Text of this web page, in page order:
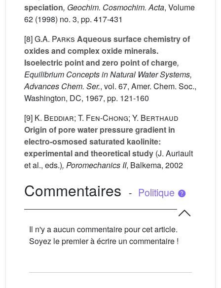
speciation, Geochim. Cosmochim. Acta, Volume
62 (1998) no. 3, pp. 417-431
[8]G.A. Parks Aqueous surface chemistry of
oxides and complex oxide minerals.
Isoelectric point and zero point of charge,
Equilibrium Concepts in Natural Water Systems,
Advances Chem. Ser., vol. 67, Amer. Chem. Soc.,
Washington, DC, 1967, pp. 121-160
[9] K. Beddiar; T. Fen-Chong; Y. Berthaud
Origin of pore water pressure gradient in
electro-osmosed saturated kaolinite:
experimental and theoretical study (J. Auriault
et al., eds.), Poromechanics II, Balkema, 2002
Commentaires - Politique
Il n'y a aucun commentaire pour cet article.
Soyez le premier à écrire un commentaire !